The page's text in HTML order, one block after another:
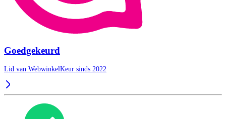
Goedgekeurd
Lid van WebwinkelKeur sinds 2022